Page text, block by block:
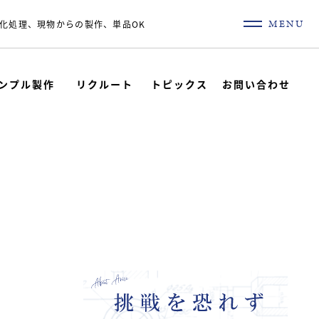
処理、現物からの製作、単品OK MENU
プル製作 リクルート トピックス お問い合わせ